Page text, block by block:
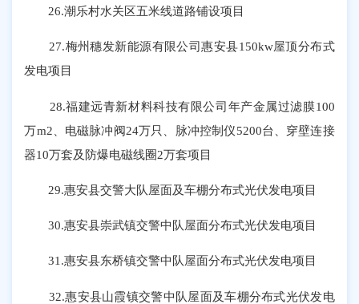
26.潮乐村水关区五米线道路铺设项目
27.梅州穗发新能源有限公司惠安县150kw屋顶分布式
发电项目
28.福建远青新材料科技有限公司年产金属过滤膜100
万m2、电磁脉冲阀24万只、脉冲控制仪5200台、穿壁连接
器10万套及防爆电磁线圈2万套项目
29.惠安县交警大队屋面及车棚分布式光伏发电项目
30.惠安县崇武镇交警中队屋面分布式光伏发电项目
31.惠安县东桥镇交警中队屋面分布式光伏发电项目
32.惠安县山霞镇交警中队屋面及车棚分布式光伏发电